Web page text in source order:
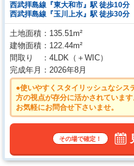
西武拝島線『東大和市』駅 徒歩10分
西武拝島線『玉川上水』駅 徒歩30分
土地面積
135.51m²
建物面積
122.44m²
間取り
4LDK （＋WIC）
完成年月
2026年8月
●使いやすくスタイリッシュなシス
方の視点が存分に活かされていま
お気軽にお問合せ下さいませ。
その場で確定！